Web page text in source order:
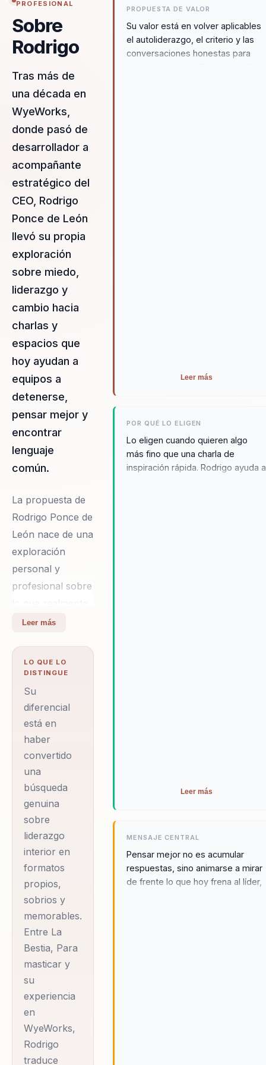
PROFESIONAL
Sobre
Rodrigo
Tras más de
una década en
WyeWorks,
donde pasó de
desarrollador a
acompañante
estratégico del
CEO, Rodrigo
Ponce de León
llevó su propia
exploración
sobre miedo,
liderazgo y
cambio hacia
charlas y
espacios que
hoy ayudan a
equipos a
detenerse,
pensar mejor y
encontrar
lenguaje
común.
La propuesta de
Rodrigo Ponce de
León nace de una
exploración
personal y
profesional sobre
frena a las
tienen que liderar,
decidir o cambiar.
Trabajó durante
más de una
década en
WyeWorks, una
consultora de
software
uruguaya, donde
comenzó como
acompañando
estratégicamente
al CEO. Ese
recorrido le
mostró que los
problemas más
complejos no
suelen ser
técnicos, sino
humanos, y que
para liderar a
otros primero hay
Leer más
LO QUE LO
DISTINGUE
Su
diferencial
está en
haber
convertido
una
búsqueda
genuina
sobre
liderazgo
interior en
formatos
propios,
sobrios y
memorables.
Entre La
Bestia, Para
masticar y
su
experiencia
en
WyeWorks,
Rodrigo
traduce
PROPUESTA DE VALOR
Su valor está en volver aplicables
el autoliderazgo, el criterio y las
conversaciones honestas para
Leer más
POR QUÉ LO ELIGEN
Lo eligen cuando quieren algo
más fino que una charla de
inspiración rápida. Rodrigo ayuda a
Leer más
MENSAJE CENTRAL
Pensar mejor no es acumular
respuestas, sino animarse a mirar
de frente lo que hoy frena al líder,